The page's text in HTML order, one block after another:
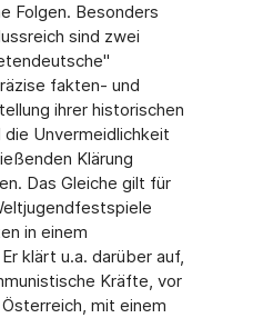
Folgen. Besonders
sind zwei
fakten- und
ihrer historischen
Unvermeidlichkeit
Klärung
Das Gleiche gilt für
in einem
klärt u.a. darüber auf,
Kräfte, vor
mit einem